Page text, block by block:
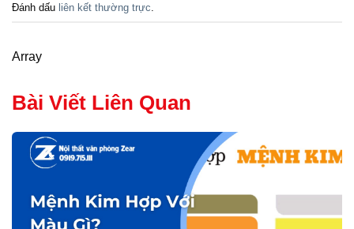
Đánh dấu liên kết thường trực
Array
Bài Viết Liên Quan